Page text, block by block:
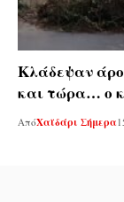
Κλάδεψαν
και τώρα… ο
ΑπόΧαϊδάρι Σήμερα